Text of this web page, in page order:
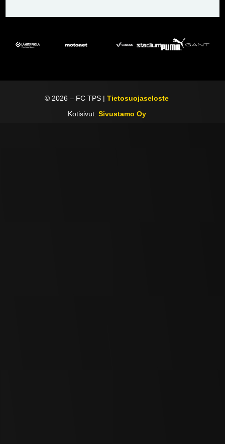
©2026 – FC TPS |Tietosuojaseloste
Kotisivut: Sivustamo Oy